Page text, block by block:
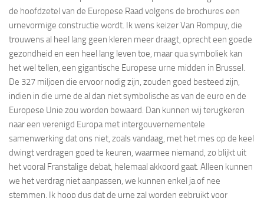
de hoofdzetel van de Europese Raad volgens de brochures een
urnevormige constructie wordt. Ik wens keizer Van Rompuy, die
trouwens al heel lang geen kleren meer draagt, oprecht een goede
gezondheid en een heel lang leven toe, maar qua symboliek kan
het wel tellen, een gigantische Europese urne midden in Brussel.
De 327 miljoen die ervoor nodig zijn, zouden goed besteed zijn,
indien in die urne de al dan niet symbolische as van de euro en de
Europese Unie zou worden bewaard. Dan kunnen wij terugkeren
naar een verenigd Europa met intergouvernementele
samenwerking dat ons niet, zoals vandaag, met het mes op de keel
dwingt verdragen goed te keuren, waarmee niemand, zo blijkt uit
het vooral Franstalige debat, helemaal akkoord gaat. Alleen kunnen
we het verdrag niet aanpassen, we kunnen enkel ja of nee
stemmen. Ik hoop dus dat de urne zal worden gebruikt voor